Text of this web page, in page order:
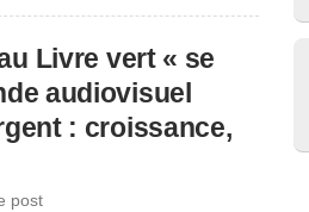
Livre vert « se
audiovisuel
: croissance,
post